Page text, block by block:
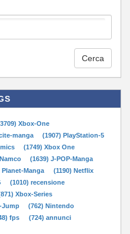
Cerca
Xbox-One
manga
(1907) PlayStation-5
(1749) Xbox One
(1639) J-POP-Manga
Planet-Manga
(1190) Netflix
(1010) recensione
Xbox-Series
Jump
(762) Nintendo
fps
(724) annunci